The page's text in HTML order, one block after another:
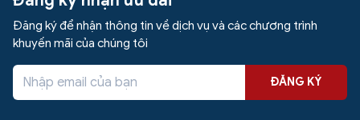
Đăng ký để nhận thông tin về dịch vụ và các chương trình
khuyến mãi của chúng tôi
ĐĂNG KÝ